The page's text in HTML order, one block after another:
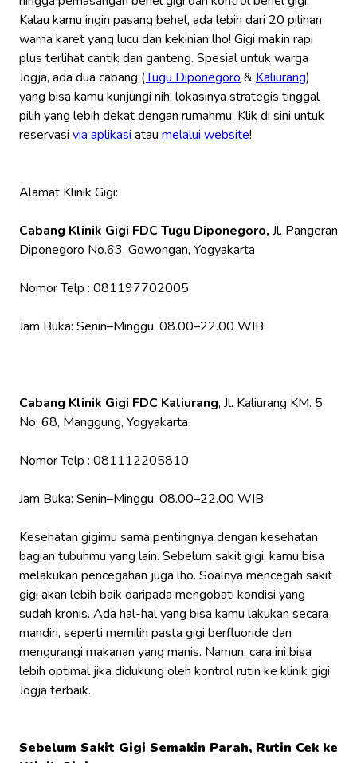
Kalau kamu ingin pasang behel, ada lebih dari 20 pilihan
warna karet yang lucu dan kekinian lho! Gigi makin rapi
plus terlihat cantik dan ganteng. Spesial untuk warga
Jogja, ada dua cabang (Tugu Diponegoro & Kaliurang)
yang bisa kamu kunjungi nih, lokasinya strategis tinggal
pilih yang lebih dekat dengan rumahmu. Klik di sini untuk
reservasi via aplikasi atau melalui website!
Alamat Klinik Gigi:
Cabang Klinik Gigi FDC Tugu Diponegoro, Jl. Pangeran
Diponegoro No.63, Gowongan, Yogyakarta
Nomor Telp : 081197702005
Jam Buka: ​​Senin–Minggu, 08.00–22.00 WIB
Cabang Klinik Gigi FDC Kaliurang, Jl. Kaliurang KM. 5
No. 68, Manggung, Yogyakarta
Nomor Telp : 081112205810
Jam Buka: ​​Senin–Minggu, 08.00–22.00 WIB
Kesehatan gigimu sama pentingnya dengan kesehatan
bagian tubuhmu yang lain. Sebelum sakit gigi, kamu bisa
melakukan pencegahan juga lho. Soalnya mencegah sakit
gigi akan lebih baik daripada mengobati kondisi yang
sudah kronis. Ada hal-hal yang bisa kamu lakukan secara
mandiri, seperti memilih pasta gigi berfluoride dan
mengurangi makanan yang manis. Namun, cara ini bisa
lebih optimal jika didukung oleh kontrol rutin ke klinik gigi
Jogja terbaik.
Sebelum Sakit Gigi Semakin Parah, Rutin Cek ke